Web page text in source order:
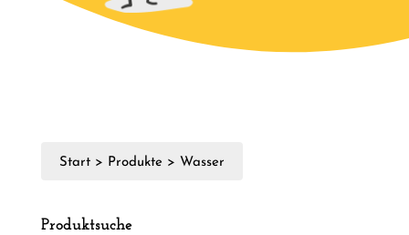
Start> Produkte > Wasser
Produktsuche